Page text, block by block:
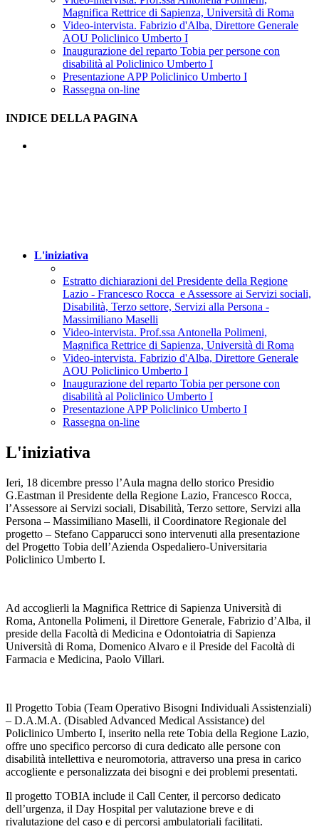
Magnifica Rettrice di Sapienza, Università di Roma
Video-intervista. Fabrizio d'Alba, Direttore Generale
AOU Policlinico Umberto I
Inaugurazione del reparto Tobia per persone con
disabilità al Policlinico Umberto I
Presentazione APP Policlinico Umberto I
Rassegna on-line
INDICE DELLA PAGINA
L'iniziativa
Estratto dichiarazioni del Presidente della Regione
Lazio - Francesco Rocca e Assessore ai Servizi sociali,
Disabilità, Terzo settore, Servizi alla Persona -
Massimiliano Maselli
Video-intervista. Prof.ssa Antonella Polimeni,
Magnifica Rettrice di Sapienza, Università di Roma
Video-intervista. Fabrizio d'Alba, Direttore Generale
AOU Policlinico Umberto I
Inaugurazione del reparto Tobia per persone con
disabilità al Policlinico Umberto I
Presentazione APP Policlinico Umberto I
Rassegna on-line
L'iniziativa
Ieri, 18 dicembre presso l’Aula magna dello storico Presidio
G.Eastman il Presidente della Regione Lazio, Francesco Rocca,
l’Assessore ai Servizi sociali, Disabilità, Terzo settore, Servizi alla
Persona – Massimiliano Maselli, il Coordinatore Regionale del
progetto – Stefano Capparucci sono intervenuti alla presentazione
del Progetto Tobia dell’Azienda Ospedaliero-Universitaria
Policlinico Umberto I.
Ad accoglierli la Magnifica Rettrice di Sapienza Università di
Roma, Antonella Polimeni, il Direttore Generale, Fabrizio d’Alba, il
preside della Facoltà di Medicina e Odontoiatria di Sapienza
Università di Roma, Domenico Alvaro e il Preside del Facoltà di
Farmacia e Medicina, Paolo Villari.
Il Progetto Tobia (Team Operativo Bisogni Individuali Assistenziali)
– D.A.M.A. (Disabled Advanced Medical Assistance) del
Policlinico Umberto I, inserito nella rete Tobia della Regione Lazio,
offre uno specifico percorso di cura dedicato alle persone con
disabilità intellettiva e neuromotoria, attraverso una presa in carico
accogliente e personalizzata dei bisogni e dei problemi presentati.
Il progetto TOBIA include il Call Center, il percorso dedicato
dell’urgenza, il Day Hospital per valutazione breve e di
rivalutazione del caso e di percorsi ambulatoriali facilitati.